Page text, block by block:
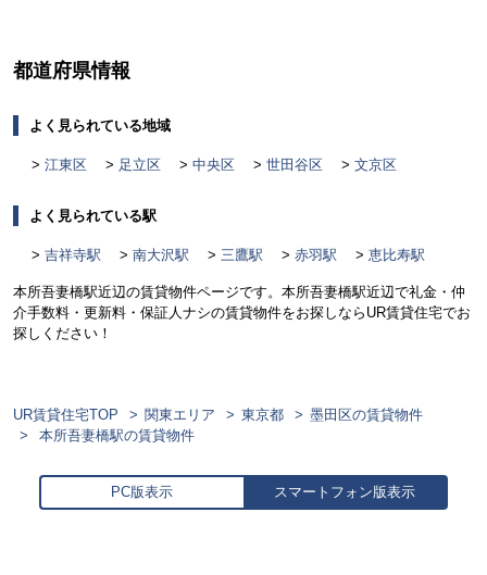
都道府県情報
よく見られている地域
江東区 足立区 中央区 世田谷区 文京区
よく見られている駅
吉祥寺駅 南大沢駅 三鷹駅 赤羽駅 恵比寿駅
本所吾妻橋駅近辺の賃貸物件ページです。本所吾妻橋駅近辺で礼金・仲
介手数料・更新料・保証人ナシの賃貸物件をお探しならUR賃貸住宅でお
探しください！
UR賃貸住宅TOP 関東エリア 東京都
墨田区の賃貸物件
本所吾妻橋駅の賃貸物件
PC版表示 スマートフォン版表示